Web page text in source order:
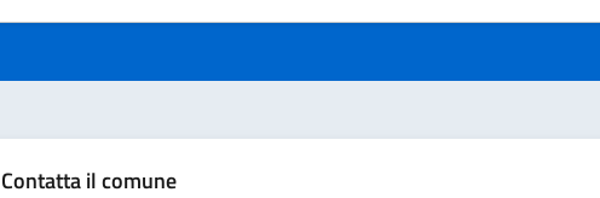
Valuta 5 stelle su 5
Valuta 4 stelle su 5
Valuta 3 stelle su 5
Valuta 2 stelle su 5
Valuta 1 stelle su 5
Contatta il comune